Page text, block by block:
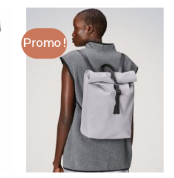
Promo !